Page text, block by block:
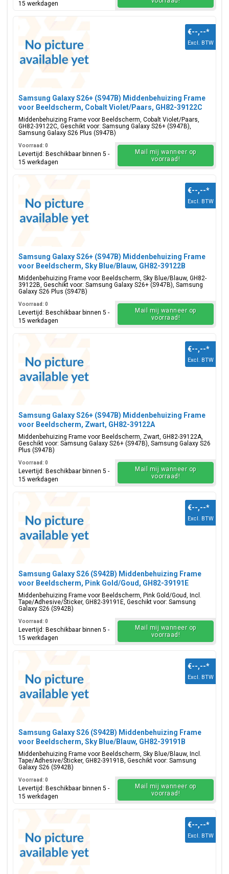
15 werkdagen
Samsung Galaxy S26+ (S947B) Middenbehuizing Frame
voor Beeldscherm, Cobalt Violet/Paars, GH82-39122C
Middenbehuizing Frame voor Beeldscherm, Cobalt Violet/Paars,
GH82-39122C, Geschikt voor: Samsung Galaxy S26+ (S947B),
Samsung Galaxy S26 Plus (S947B)
€--,--*
Excl. BTW
Voorraad: 0
Levertijd: Beschikbaar binnen 5 -
15 werkdagen
Mail mij wanneer op
voorraad!
Samsung Galaxy S26+ (S947B) Middenbehuizing Frame
voor Beeldscherm, Sky Blue/Blauw, GH82-39122B
Middenbehuizing Frame voor Beeldscherm, Sky Blue/Blauw, GH82-
39122B, Geschikt voor: Samsung Galaxy S26+ (S947B), Samsung
Galaxy S26 Plus (S947B)
€--,--*
Excl. BTW
Voorraad: 0
Levertijd: Beschikbaar binnen 5 -
15 werkdagen
Mail mij wanneer op
voorraad!
Samsung Galaxy S26+ (S947B) Middenbehuizing Frame
voor Beeldscherm, Zwart, GH82-39122A
Middenbehuizing Frame voor Beeldscherm, Zwart, GH82-39122A,
Geschikt voor: Samsung Galaxy S26+ (S947B), Samsung Galaxy S26
Plus (S947B)
€--,--*
Excl. BTW
Voorraad: 0
Levertijd: Beschikbaar binnen 5 -
15 werkdagen
Mail mij wanneer op
voorraad!
Samsung Galaxy S26 (S942B) Middenbehuizing Frame
voor Beeldscherm, Pink Gold/Goud, GH82-39191E
Middenbehuizing Frame voor Beeldscherm, Pink Gold/Goud, Incl.
Tape/Adhesive/Sticker, GH82-39191E, Geschikt voor: Samsung
Galaxy S26 (S942B)
€--,--*
Excl. BTW
Voorraad: 0
Levertijd: Beschikbaar binnen 5 -
15 werkdagen
Mail mij wanneer op
voorraad!
Samsung Galaxy S26 (S942B) Middenbehuizing Frame
voor Beeldscherm, Sky Blue/Blauw, GH82-39191B
Middenbehuizing Frame voor Beeldscherm, Sky Blue/Blauw, Incl.
Tape/Adhesive/Sticker, GH82-39191B, Geschikt voor: Samsung
Galaxy S26 (S942B)
€--,--*
Excl. BTW
Voorraad: 0
Levertijd: Beschikbaar binnen 5 -
15 werkdagen
Mail mij wanneer op
voorraad!
€--,--*
Excl. BTW